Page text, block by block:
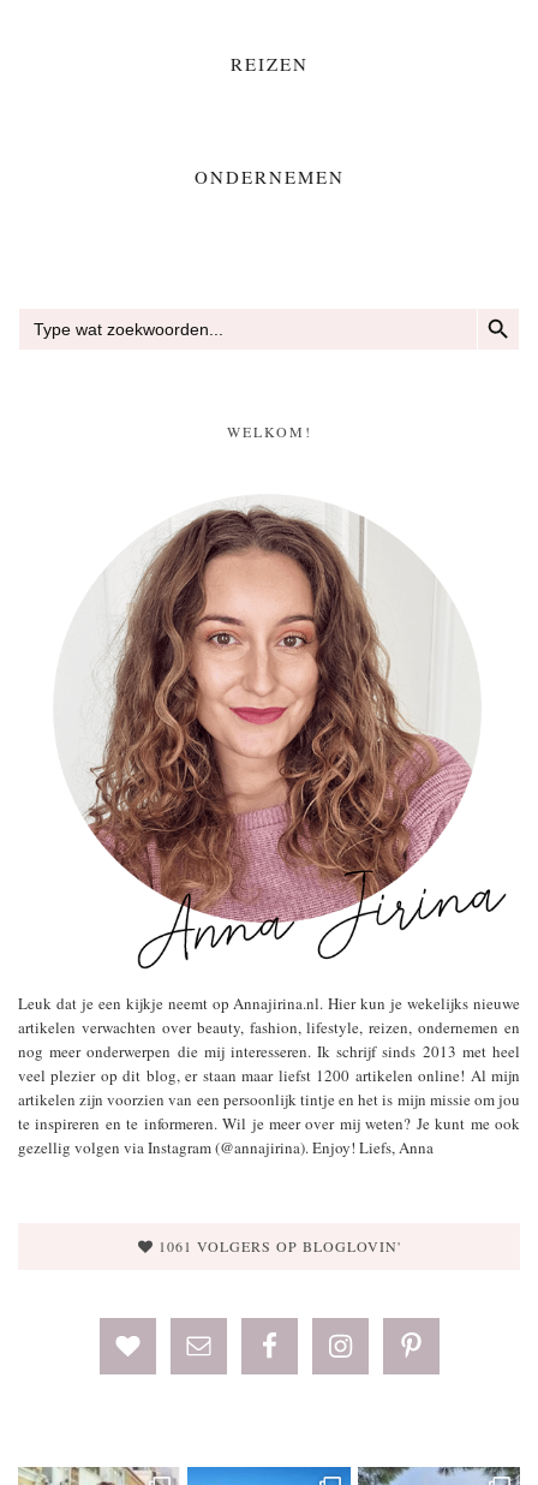
REIZEN
ONDERNEMEN
naar:
WELKOM!
Leuk dat je een kijkje neemt op Annajirina.nl. Hier kun je wekelijks nieuwe
artikelen verwachten over beauty, fashion, lifestyle, reizen, ondernemen en
nog meer onderwerpen die mij interesseren. Ik schrijf sinds 2013 met heel
veel plezier op dit blog, er staan maar liefst 1200 artikelen online! Al mijn
artikelen zijn voorzien van een persoonlijk tintje en het is mijn missie om jou
te inspireren en te informeren. Wil je meer over mij weten? Je kunt me ook
gezellig volgen via Instagram (@annajirina). Enjoy! Liefs, Anna
1061 VOLGERS OP BLOGLOVIN'